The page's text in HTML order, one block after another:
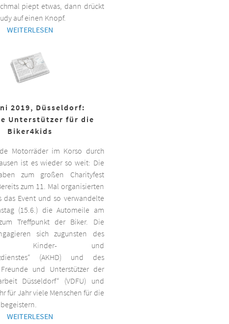
piept etwas, dann drückt
auf einen Knopf.
WEITERLESEN
2019, Düsseldorf:
Unterstützer für die
Biker4kids
Motorräder im Korso durch
ist es wieder so weit: Die
zum großen Charityfest
zum 11. Mal organisierten
das Event und so verwandelte
(15.6.) die Automeile am
Treffpunkt der Biker. Die
sich zugunsten des
Kinder- und
(AKHD) und des
und Unterstützer der
Düsseldorf“ (VDFU) und
für Jahr viele Menschen für die
WEITERLESEN